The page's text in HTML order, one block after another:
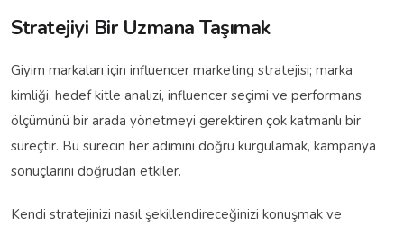
Stratejiyi Bir Uzmana Taşımak
Giyim markaları için influencer marketing stratejisi; marka
kimliği, hedef kitle analizi, influencer seçimi ve performans
ölçümünü bir arada yönetmeyi gerektiren çok katmanlı bir
süreçtir. Bu sürecin her adımını doğru kurgulamak, kampanya
sonuçlarını doğrudan etkiler.
Kendi stratejinizi nasıl şekillendireceğinizi konuşmak ve